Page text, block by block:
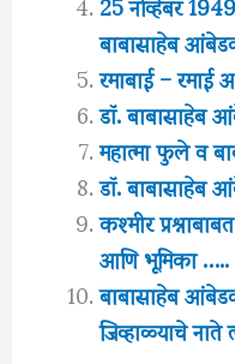
बाबासाहेब
रमाबाई –
डॉ. बाबासाहेब
महात्मा फुले व
डॉ. बाबासाहेब
कश्मीर
आणि भूमिका …..
बाबासाहेब
जिव्हाळ्याचे नाते